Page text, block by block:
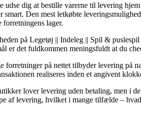
udse dig at bestille varerne til levering
smart. Den mest letkøbte
forretningens lager.
på Legetøj || Indeleg || Spil &
er det fuldkommen meningsfuldt at du
forretninger på nettet tilbyder levering på
realiseres inden et angivent
lover levering uden betaling, men i
af levering, hvilket i mange tilfælde –